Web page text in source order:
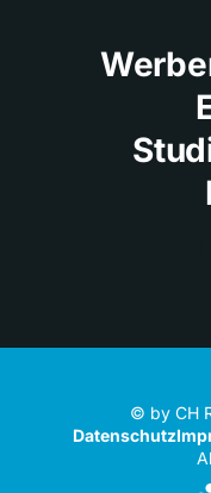
© by CH
Datenschutz